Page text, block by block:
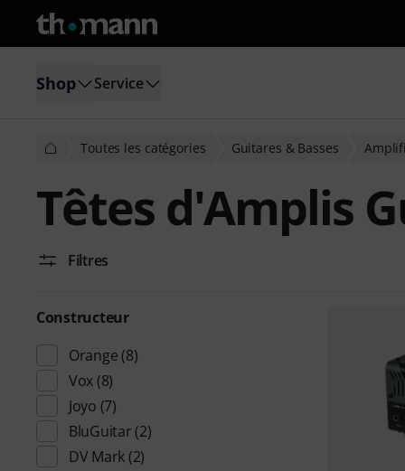
Shop Service
Toutes les catégories Guitares & Basses
Têtes d'Amplis
Filtres
Constructeur
Orange (8)
Vox (8)
Joyo (7)
BluGuitar (2)
DV Mark (2)